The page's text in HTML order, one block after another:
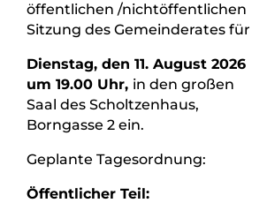
öffentlichen /nichtöffentlichen
Sitzung des Gemeinderates für
Dienstag, den 11. August 2026
um 19.00 Uhr, in den großen
Saal des Scholtzenhaus,
Borngasse 2 ein.
Geplante Tagesordnung:
Öffentlicher Teil: